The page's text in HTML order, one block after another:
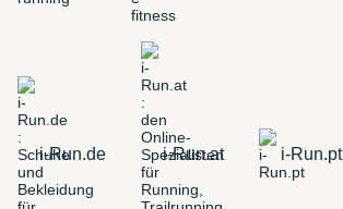
i-Run.de i-Run.at i-Run.pt